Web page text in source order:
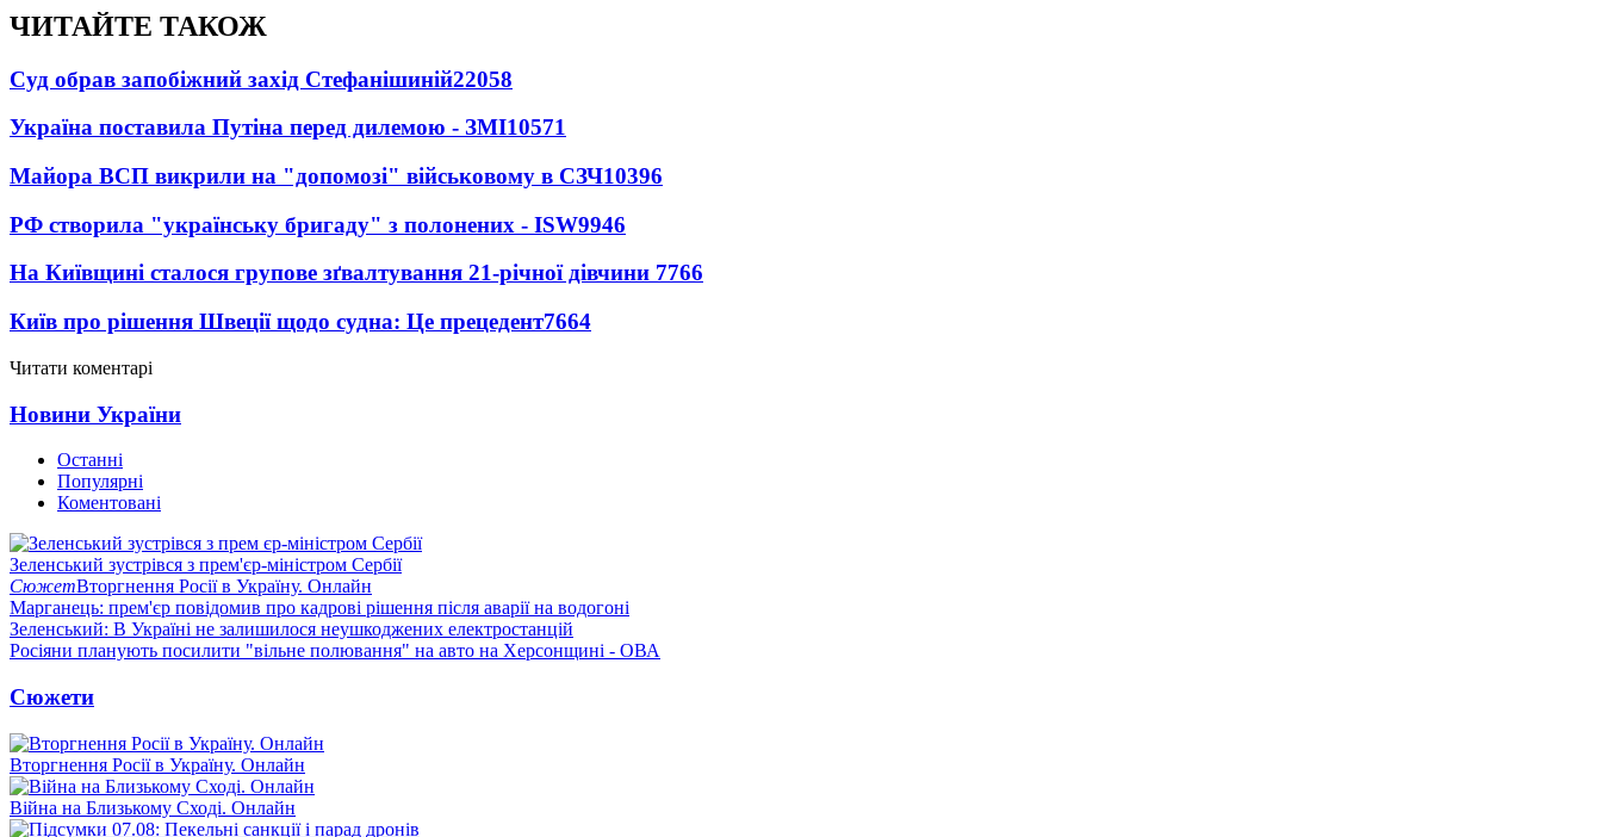
ЧИТАЙТЕ ТАКОЖ
Суд обрав запобіжний захід Стефанішиній22058
Україна поставила Путіна перед дилемою - ЗМІ10571
Майора ВСП викрили на "допомозі" військовому в СЗЧ10396
РФ створила "українську бригаду" з полонених - ISW9946
На Київщині сталося групове зґвалтування 21-річної дівчини 7766
Київ про рішення Швеції щодо судна: Це прецедент7664
Читати коментарі
Новини України
Останні
Популярні
Коментовані
Зеленський зустрівся з прем'єр-міністром Сербії
СюжетВторгнення Росії в Україну. Онлайн
Марганець: прем'єр повідомив про кадрові рішення після аварії на водогоні
Зеленський: В Україні не залишилося неушкоджених електростанцій
Росіяни планують посилити "вільне полювання" на авто на Херсонщині - ОВА
Сюжети
Вторгнення Росії в Україну. Онлайн
Війна на Близькому Сході. Онлайн